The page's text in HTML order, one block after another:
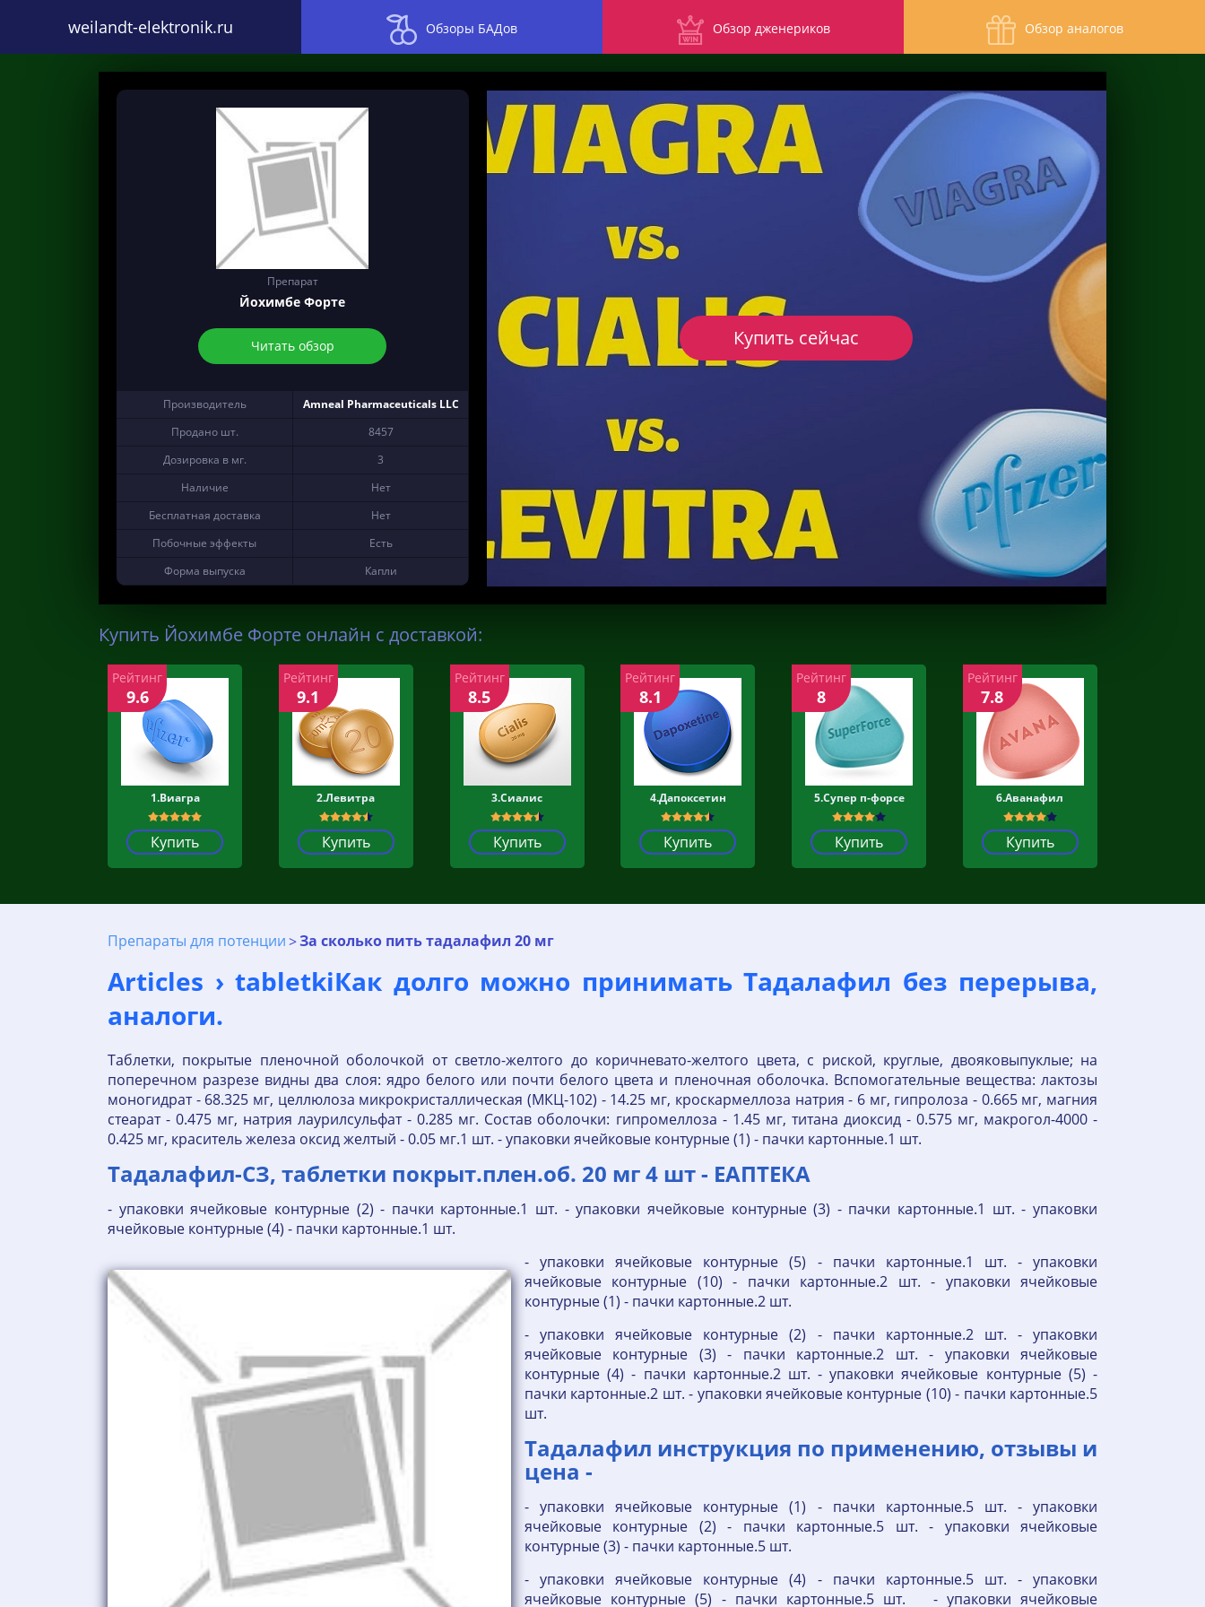
weilandt-elektronik.ru Обзоры БАДов Обзор дженериков Обзор аналогов
Препарат
Йохимбе Форте
Читать обзор
Производитель
Amneal Pharmaceuticals LLC
Продано шт.
8457
Дозировка в мг.
3
Наличие
Нет
Бесплатная доставка
Нет
Побочные эффекты
Есть
Форма выпуска
Капли
Купить сейчас
Купить Йохимбе Форте онлайн с доставкой:
1.Виагра
Купить
Рейтинг
9.6
2.Левитра
Купить
Рейтинг
9.1
3.Сиалис
Купить
Рейтинг
8.5
4.Дапоксетин
Купить
Рейтинг
8.1
5.Супер п-форсе
Купить
Рейтинг
8
6.Аванафил
Купить
Рейтинг
7.8
Препараты для потенции За сколько пить тадалафил 20 мг
Articles › tabletkiКак долго можно принимать Тадалафил без перерыва,
аналоги.
Таблетки, покрытые пленочной оболочкой от светло-желтого до коричневато-желтого цвета, с риской, круглые, двояковыпуклые; на
поперечном разрезе видны два слоя: ядро белого или почти белого цвета и пленочная оболочка. Вспомогательные вещества: лактозы
моногидрат - 68.325 мг, целлюлоза микрокристаллическая (МКЦ-102) - 14.25 мг, кроскармеллоза натрия - 6 мг, гипролоза - 0.665 мг, магния
стеарат - 0.475 мг, натрия лаурилсульфат - 0.285 мг. Состав оболочки: гипромеллоза - 1.45 мг, титана диоксид - 0.575 мг, макрогол-4000 -
0.425 мг, краситель железа оксид желтый - 0.05 мг.1 шт. - упаковки ячейковые контурные (1) - пачки картонные.1 шт.
Тадалафил-СЗ, таблетки покрыт.плен.об. 20 мг 4 шт - ЕАПТЕКА
- упаковки ячейковые контурные (2) - пачки картонные.1 шт. - упаковки ячейковые контурные (3) - пачки картонные.1 шт. - упаковки
ячейковые контурные (4) - пачки картонные.1 шт.
- упаковки ячейковые контурные (5) - пачки картонные.1 шт. - упаковки
ячейковые контурные (10) - пачки картонные.2 шт. - упаковки ячейковые
контурные (1) - пачки картонные.2 шт.
- упаковки ячейковые контурные (2) - пачки картонные.2 шт. - упаковки
ячейковые контурные (3) - пачки картонные.2 шт. - упаковки ячейковые
контурные (4) - пачки картонные.2 шт. - упаковки ячейковые контурные (5) -
пачки картонные.2 шт. - упаковки ячейковые контурные (10) - пачки картонные.5
шт.
Тадалафил инструкция по применению, отзывы и
цена -
- упаковки ячейковые контурные (1) - пачки картонные.5 шт. - упаковки
ячейковые контурные (2) - пачки картонные.5 шт. - упаковки ячейковые
контурные (3) - пачки картонные.5 шт.
- упаковки ячейковые контурные (4) - пачки картонные.5 шт. - упаковки
ячейковые контурные (5) - пачки картонные.5 шт. - упаковки ячейковые